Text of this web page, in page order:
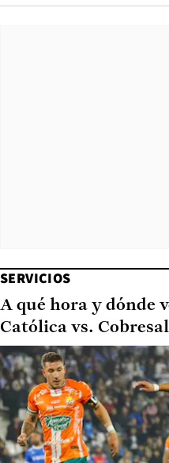
SERVICIOS
A qué hora y dónde
Católica vs.